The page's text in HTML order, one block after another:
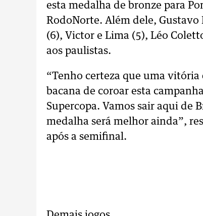
esta medalha de bronze para
RodoNorte. Além dele, Gustavo
(6), Victor e Lima (5), Léo
aos paulistas.
“Tenho certeza que uma
bacana de coroar esta
Supercopa. Vamos sair aqui de
medalha será melhor ainda”,
após a semifinal.